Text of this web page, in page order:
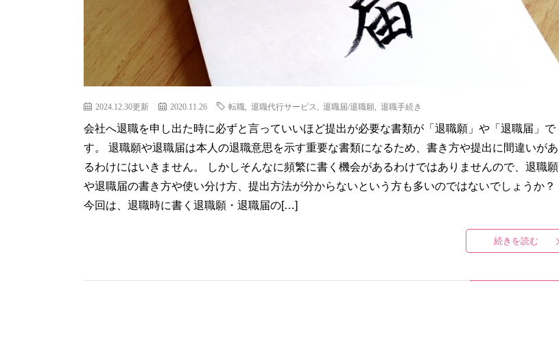
2024.12.30更新 2020.11.26 転職 退職代行サービス 退職届/退職願 退職手続き
会社へ退職を申し出た時に必ずと言っていいほど提出が必要な書類が「退職願」や「退職届」で
す。 退職願や退職届は本人の退職意思を示す重要な書類になるため、書き方や提出に間違いがあ
るわけにはいきません。 しかしそんなに頻繁に書く機会があるわけではありませんので、退職願
や退職届の書き方や使い分け方、提出方法が分からないという方も多いのではないでしょうか？
今回は、退職時に書く退職願・退職届の[…]
続きを読む